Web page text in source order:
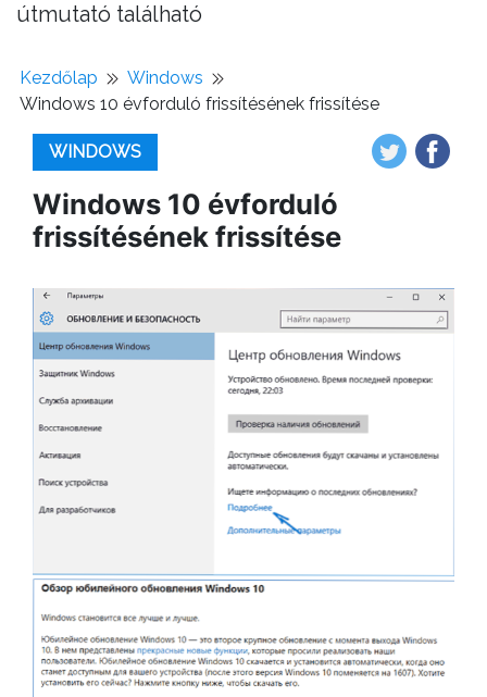
útmutató található
Kezdőlap
Windows
Windows 10 évforduló frissítésének frissítése
WINDOWS
Windows 10 évforduló
frissítésének frissítése